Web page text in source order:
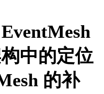
中的定位
的补